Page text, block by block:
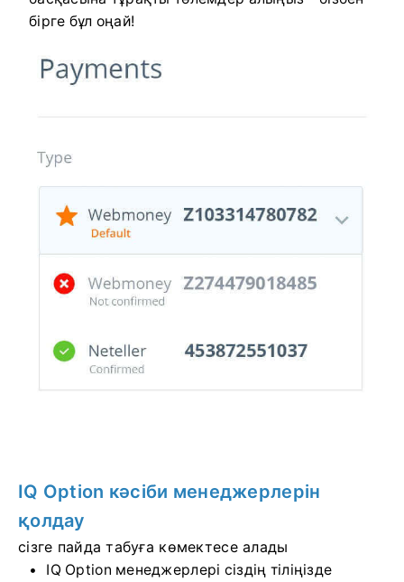
бірге бұл оңай!
IQ Option кәсіби менеджерлерін
қолдау
сізге пайда табуға көмектесе алады
IQ Option менеджерлері сіздің тіліңізде